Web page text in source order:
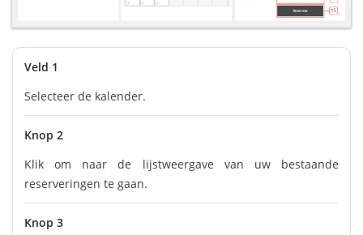
Veld 1
Selecteer de kalender.
Knop 2
Klik om naar de lijstweergave van uw bestaande
reserveringen te gaan.
Knop 3